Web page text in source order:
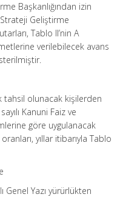
Başkanlığından izin
Strateji Geliştirme
Tablo II’nin A
verilebilecek avans
olunacak kişilerden
Kanuni Faiz ve
göre uygulanacak
yıllar itibarıyla Tablo
Genel Yazı yürürlükten